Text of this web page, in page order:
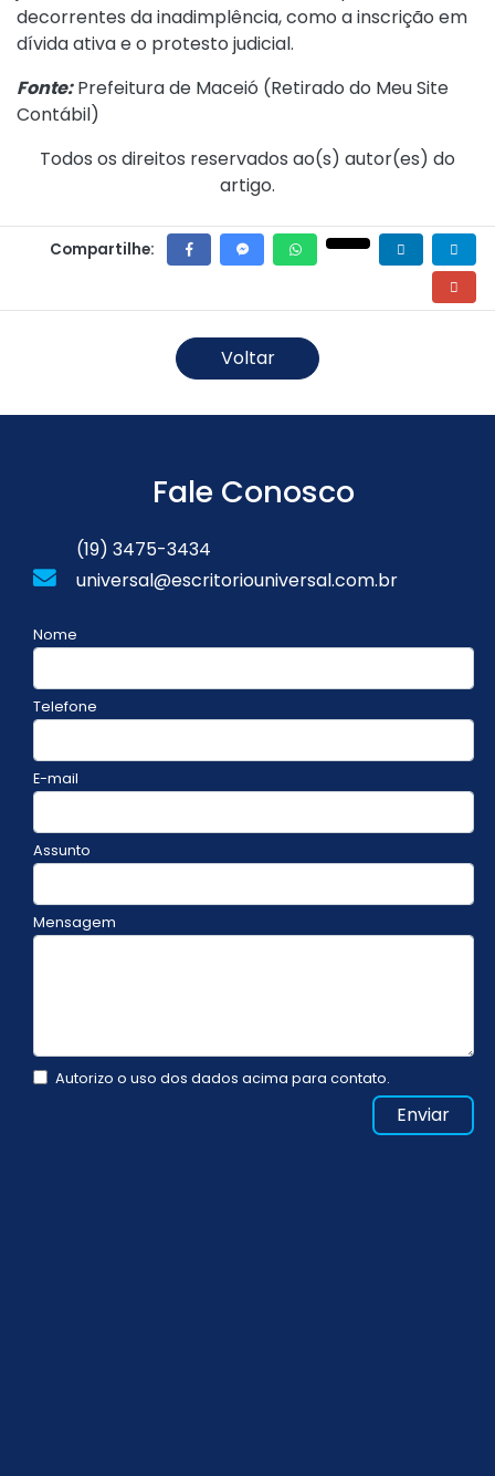
decorrentes da inadimplência, como a inscrição em
dívida ativa e o protesto judicial.
Fonte:Prefeitura de Maceió (Retirado do Meu Site
Contábil)
Todos os direitos reservados ao(s) autor(es) do
artigo.
Compartilhe:
Voltar
Fale Conosco
(19) 3475-3434
universal@escritoriouniversal.com.br
Nome
Telefone
E-mail
Assunto
Mensagem
Autorizo o uso dos dados acima para contato.
Enviar